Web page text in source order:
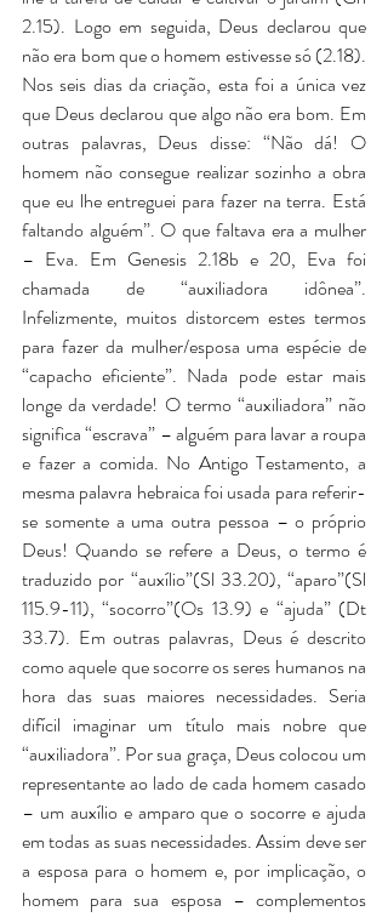
2.15). Logo em seguida, Deus declarou que
não era bom que o homem estivesse só (2.18).
Nos seis dias da criação, esta foi a única vez
que Deus declarou que algo não era bom. Em
outras palavras, Deus disse: “Não dá! O
homem não consegue realizar sozinho a obra
que eu lhe entreguei para fazer na terra. Está
faltando alguém”. O que faltava era a mulher
– Eva. Em Genesis 2.18b e 20, Eva foi
chamada de “auxiliadora idônea”.
Infelizmente, muitos distorcem estes termos
para fazer da mulher/esposa uma espécie de
“capacho eficiente”. Nada pode estar mais
longe da verdade! O termo “auxiliadora” não
significa “escrava” – alguém para lavar a roupa
e fazer a comida. No Antigo Testamento, a
mesma palavra hebraica foi usada para referir-
se somente a uma outra pessoa – o próprio
Deus! Quando se refere a Deus, o termo é
traduzido por “auxílio”(Sl 33.20), “aparo”(Sl
115.9-11), “socorro”(Os 13.9) e “ajuda” (Dt
33.7). Em outras palavras, Deus é descrito
como aquele que socorre os seres humanos na
hora das suas maiores necessidades. Seria
difícil imaginar um título mais nobre que
“auxiliadora”. Por sua graça, Deus colocou um
representante ao lado de cada homem casado
– um auxílio e amparo que o socorre e ajuda
em todas as suas necessidades. Assim deve ser
a esposa para o homem e, por implicação, o
homem para sua esposa – complementos